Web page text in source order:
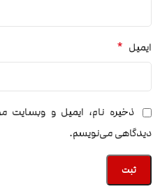
ایمیل *
ذخیره نام، ایمیل و وبسایت
دیدگاهی می‌نویسم.